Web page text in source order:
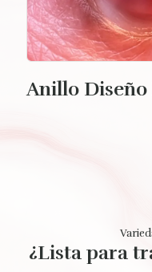
Anillo Diseño
¿Lista para